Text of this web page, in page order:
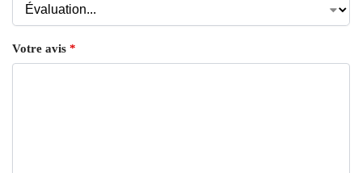
Votre avis *